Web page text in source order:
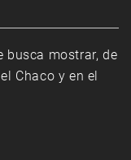
busca mostrar, de
Chaco y en el